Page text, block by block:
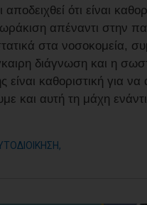
ότι είναι
απέναντι στην
στα νοσοκομεία,
διάγνωση και η
είναι καθοριστική για
και αυτή τη μάχη
,